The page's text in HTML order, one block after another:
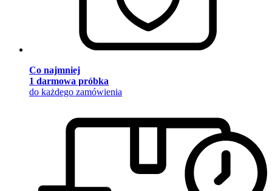
Co najmniej
1 darmowa próbka
do każdego zamówienia